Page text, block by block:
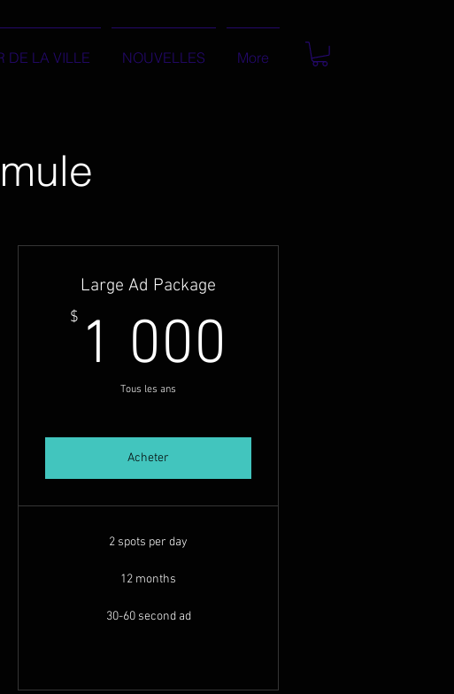
DE LA VILLE NOUVELLES More
Large Ad Package
$ 1 000
Tous les ans
Acheter
2 spots per day
12 months
30-60 second ad